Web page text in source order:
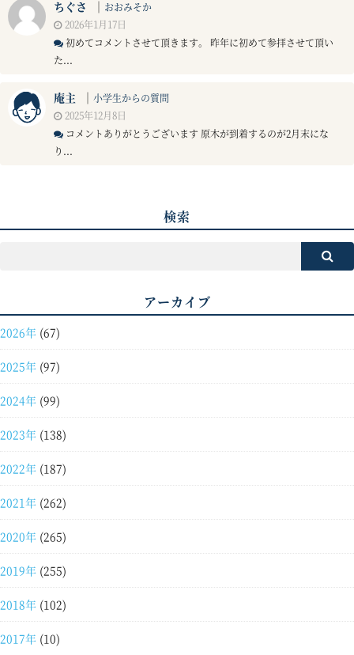
ちぐさ ｜ おおみそか
2026年1月17日
初めてコメントさせて頂きます。 昨年に初めて参拝させて頂い
た...
庵主 ｜ 小学生からの質問
2025年12月8日
コメントありがとうございます 原木が到着するのが2月末にな
り...
検索
アーカイブ
2026年 (67)
2025年 (97)
2024年 (99)
2023年 (138)
2022年 (187)
2021年 (262)
2020年 (265)
2019年 (255)
2018年 (102)
2017年 (10)